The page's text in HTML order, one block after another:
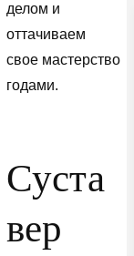
делом и
оттачиваем
свое мастерство
годами.
Суста
вер